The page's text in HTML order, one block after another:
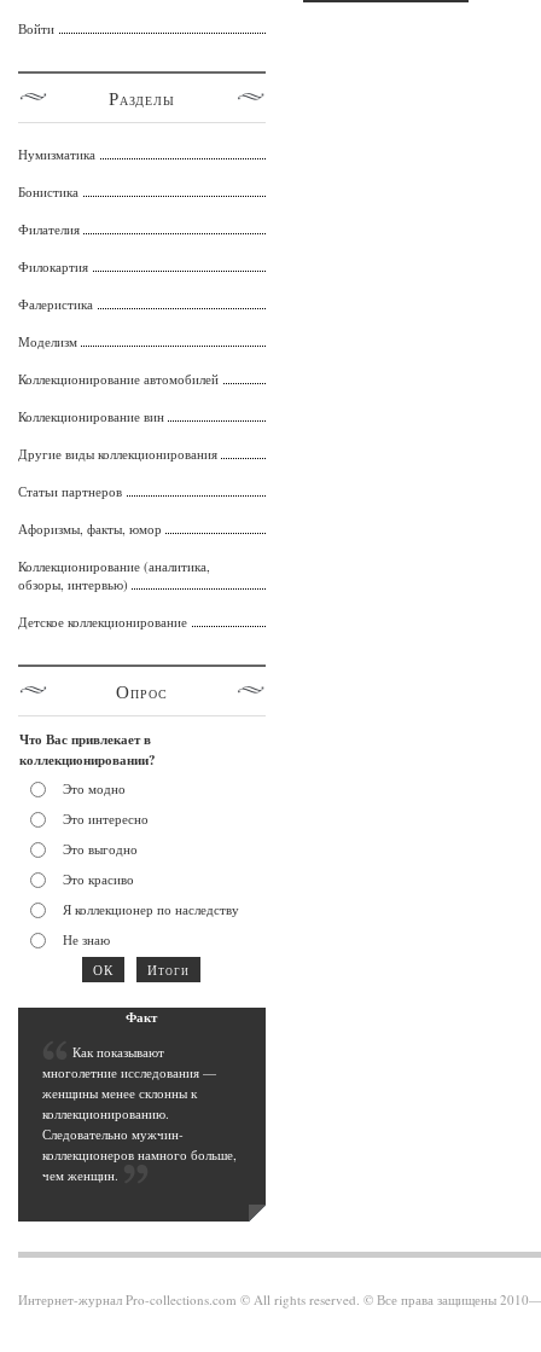
Войти
Разделы
Нумизматика
Бонистика
Филателия
Филокартия
Фалеристика
Моделизм
Коллекционирование автомобилей
Коллекционирование вин
Другие виды коллекционирования
Статьи партнеров
Афоризмы, факты, юмор
Коллекционирование (аналитика,
обзоры, интервью)
Детское коллекционирование
Опрос
Что Вас привлекает в
коллекционировании?
Это модно
Это интересно
Это выгодно
Это красиво
Я коллекционер по наследству
Не знаю
Факт
Как показывают
многолетние исследования —
женщины менее склонны к
коллекционированию.
Следовательно мужчин-
коллекционеров намного больше,
чем женщин.
Интернет-журнал Pro-collections.com © All rights reserved. © Все права защищены